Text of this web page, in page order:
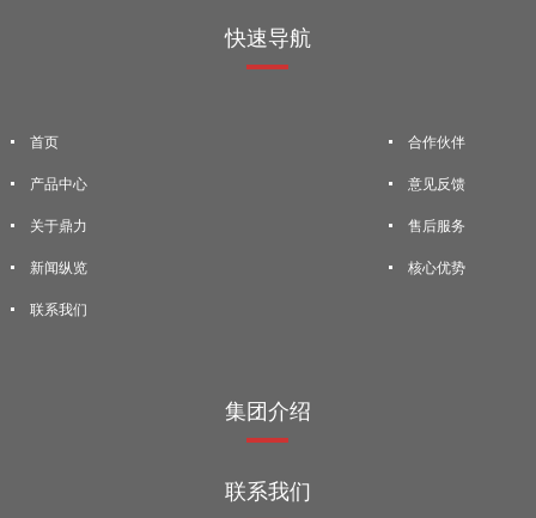
快速导航
首页
产品中心
关于鼎力
新闻纵览
联系我们
合作伙伴
意见反馈
售后服务
核心优势
集团介绍
联系我们